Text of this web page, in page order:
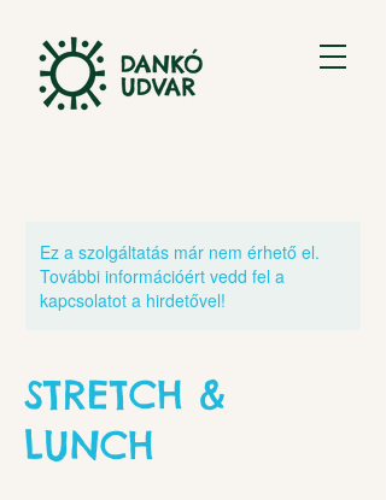
Ez a szolgáltatás már nem érhető el.
További információért vedd fel a
kapcsolatot a hirdetővel!
STRETCH &
LUNCH